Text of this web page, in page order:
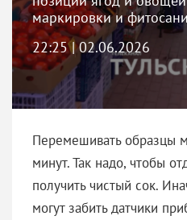
маркировки и
22:25 | 02.06.2026
Перемешивать образцы
минут. Так надо, чтобы
получить чистый сок.
могут забить датчики